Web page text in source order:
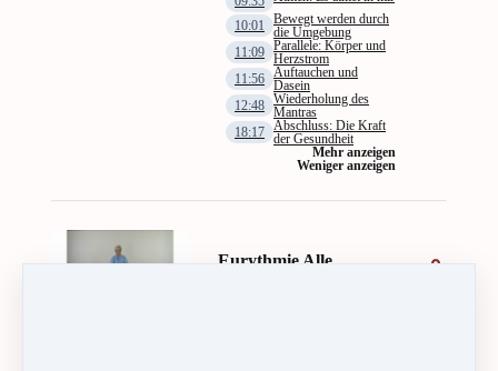
10:01
Bewegt werden durch
die Umgebung
11:09 Parallele: Körper und
Herzstrom
11:56 Auftauchen und
Dasein
12:48 Wiederholung des
Mantras
18:17 Abschluss: Die Kraft
der Gesundheit
Mehr anzeigen
Weniger anzeigen
Eurythmie Alle